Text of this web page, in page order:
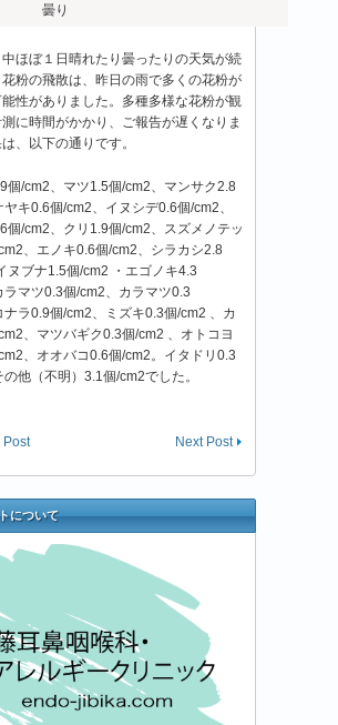
曇り
ほぼ１日晴れたり曇ったりの天気が続
花粉の飛散は、昨日の雨で多くの花粉が
性がありました。多種多様な花粉が観
に時間がかかり、ご報告が遅くなりま
、以下の通りです。
個/cm2、マツ1.5個/cm2、マンサク2.8
キ0.6個/cm2、イヌシデ0.6個/cm2、
個/cm2、クリ1.9個/cm2、スズメノテッ
、エノキ0.6個/cm2、シラカシ2.8
ヌブナ1.5個/cm2 ・エゴノキ4.3
ラマツ0.3個/cm2、カラマツ0.3
ナラ0.9個/cm2、ミズキ0.3個/cm2 、カ
、マツバギク0.3個/cm2 、オトコヨ
、オオバコ0.6個/cm2。イタドリ0.3
他（不明）3.1個/cm2でした。
Next Post
Post
について